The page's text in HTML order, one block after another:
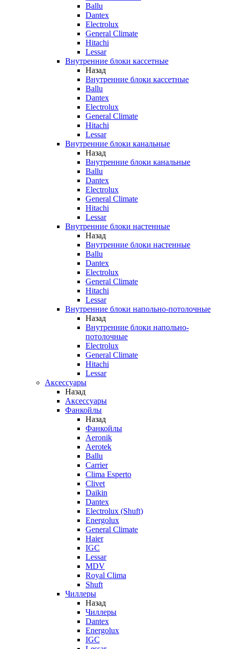
Ballu
Dantex
Electrolux
General Climate
Hitachi
Lessar
Внутренние блоки кассетные
Назад
Внутренние блоки кассетные
Ballu
Dantex
Electrolux
General Climate
Hitachi
Lessar
Внутренние блоки канальные
Назад
Внутренние блоки канальные
Ballu
Dantex
Electrolux
General Climate
Hitachi
Lessar
Внутренние блоки настенные
Назад
Внутренние блоки настенные
Ballu
Dantex
Electrolux
General Climate
Hitachi
Lessar
Внутренние блоки напольно-потолочные
Назад
Внутренние блоки напольно-
потолочные
Electrolux
General Climate
Hitachi
Lessar
Аксессуары
Назад
Аксессуары
Фанкойлы
Назад
Фанкойлы
Aeronik
Aerotek
Ballu
Carrier
Clima Esperto
Clivet
Daikin
Dantex
Electrolux (Shuft)
Energolux
General Climate
Haier
IGC
Lessar
MDV
Royal Clima
Shuft
Чиллеры
Назад
Чиллеры
Dantex
Energolux
IGC